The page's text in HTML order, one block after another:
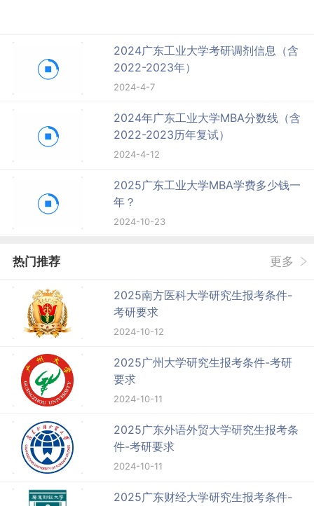
2024广东工业大学考研调剂信息（含
2022-2023年）
2024-4-7
2024年广东工业大学MBA分数线（含
2022-2023历年复试）
2024-4-12
2025广东工业大学MBA学费多少钱一
年？
2024-10-23
热门推荐 更多
2025南方医科大学研究生报考条件-
考研要求
2024-10-12
2025广州大学研究生报考条件-考研
要求
2024-10-11
2025广东外语外贸大学研究生报考条
件-考研要求
2024-10-11
2025广东财经大学研究生报考条件-